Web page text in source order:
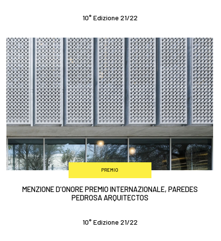
10° Edizione 21/22
PREMIO
MENZIONE D'ONORE PREMIO INTERNAZIONALE, PAREDES
PEDROSA ARQUITECTOS
10° Edizione 21/22